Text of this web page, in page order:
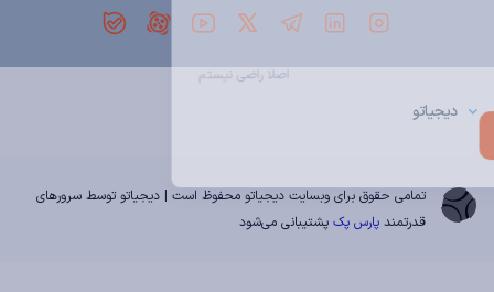
دیجیاتو
تمامی حقوق برای وبسایت دیجیاتو محفوظ است | دیجیاتو توسط سرورهای
قدرتمند پارس پک پشتیبانی می‌شود